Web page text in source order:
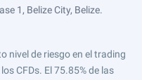
1, Belize City, Belize.
nivel de riesgo en el trading
CFDs. El 75.85% de las